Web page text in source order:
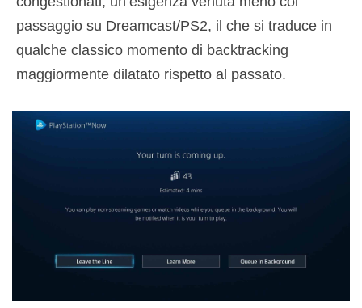
passaggio su Dreamcast/PS2, il che si traduce in
qualche classico momento di backtracking
maggiormente dilatato rispetto al passato.